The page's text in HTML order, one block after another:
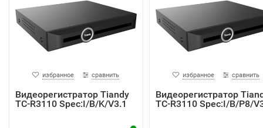
избранное сравнить
Видеорегистратор Tiandy
TC-R3110 Spec:I/B/K/V3.1
избранное сравнить
Видеорегистратор
TC-R3110 Spec:I/B/P8/